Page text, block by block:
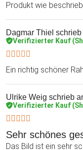
Produkt wie
Dagmar Thiel
Verifizierter Kauf
Ein richtig schöner
Ulrike Weig schrieb
Verifizierter Kauf
Sehr schönes
Das Bild ist ein sehr